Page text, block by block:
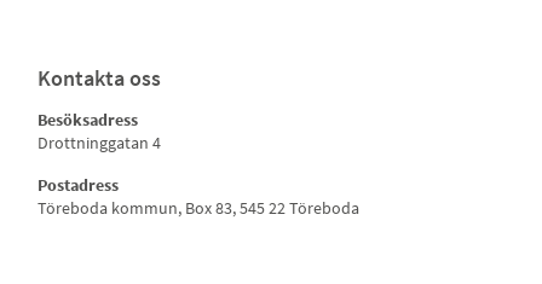
Kontakta oss
Besöksadress
Drottninggatan 4
Postadress
Töreboda kommun, Box 83, 545 22 Töreboda